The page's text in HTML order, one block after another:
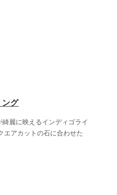
ング
麗に映えるインディゴライ
エアカットの石に合わせた